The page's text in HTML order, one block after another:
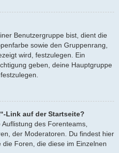
Benutzergruppe bist, dient die
sowie den Gruppenrang,
wird, festzulegen. Ein
geben, deine Hauptgruppe
Link auf der Startseite?
des Forenteams,
der Moderatoren. Du findest hier
Foren, die diese im Einzelnen